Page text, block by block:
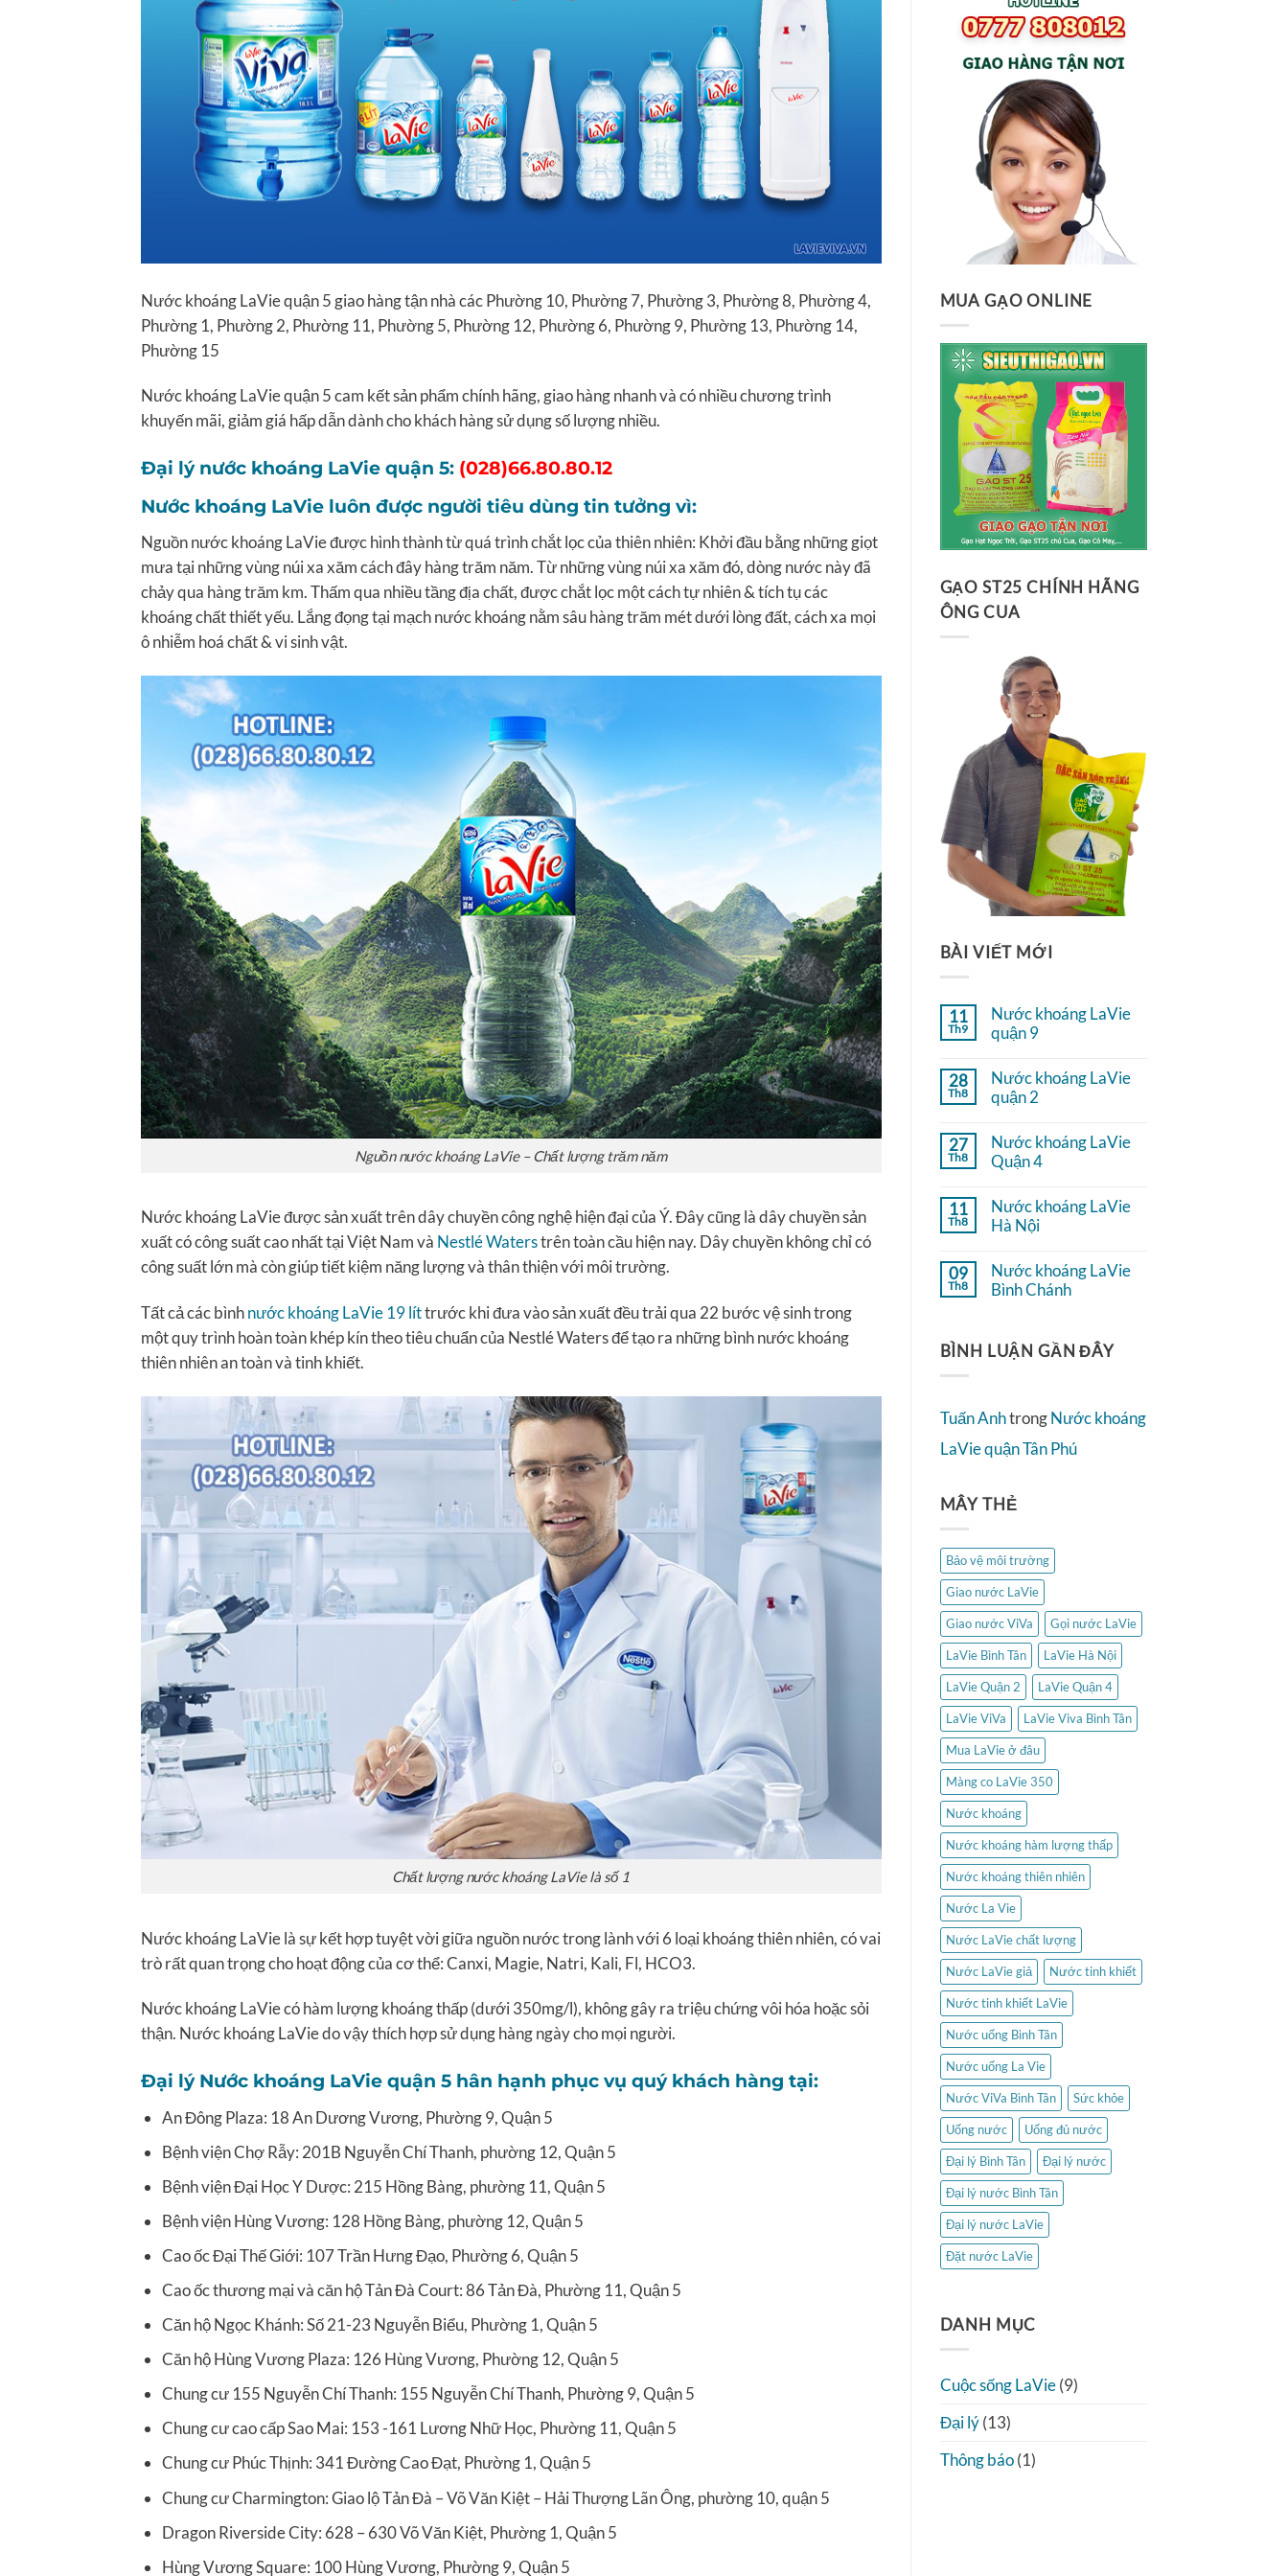
Nước khoáng LaVie quận 5 giao hàng tận nhà các Phường 10, Phường 7, Phường 3, Phường 8, Phường 4,
Phường 1, Phường 2, Phường 11, Phường 5, Phường 12, Phường 6, Phường 9, Phường 13, Phường 14,
Phường 15
Nước khoáng LaVie quận 5 cam kết sản phẩm chính hãng, giao hàng nhanh và có nhiều chương trình
khuyến mãi, giảm giá hấp dẫn dành cho khách hàng sử dụng số lượng nhiều.
Đại lý nước khoáng LaVie quận 5: (028)66.80.80.12
Nước khoáng LaVie luôn được người tiêu dùng tin tưởng vì:
Nguồn nước khoáng LaVie được hình thành từ quá trình chắt lọc của thiên nhiên: Khởi đầu bằng những giọt
mưa tại những vùng núi xa xăm cách đây hàng trăm năm. Từ những vùng núi xa xăm đó, dòng nước này đã
chảy qua hàng trăm km. Thấm qua nhiều tầng địa chất, được chắt lọc một cách tự nhiên & tích tụ các
khoáng chất thiết yếu. Lắng đọng tại mạch nước khoáng nằm sâu hàng trăm mét dưới lòng đất, cách xa mọi
ô nhiễm hoá chất & vi sinh vật.
Nguồn nước khoáng LaVie – Chất lượng trăm năm
Nước khoáng LaVie được sản xuất trên dây chuyền công nghệ hiện đại của Ý. Đây cũng là dây chuyền sản
xuất có công suất cao nhất tại Việt Nam và Nestlé Waterstrên toàn cầu hiện nay. Dây chuyền không chỉ có
công suất lớn mà còn giúp tiết kiệm năng lượng và thân thiện với môi trường.
Tất cả các bìnhnước khoáng LaVie 19 líttrước khi đưa vào sản xuất đều trải qua 22 bước vệ sinh trong
một quy trình hoàn toàn khép kín theo tiêu chuẩn của Nestlé Waters để tạo ra những bình nước khoáng
thiên nhiên an toàn và tinh khiết.
Chất lượng nước khoáng LaVie là số 1
Nước khoáng LaVie là sự kết hợp tuyệt vời giữa nguồn nước trong lành với 6 loại khoáng thiên nhiên, có vai
trò rất quan trọng cho hoạt động của cơ thể: Canxi, Magie, Natri, Kali, Fl, HCO3.
Nước khoáng LaVie có hàm lượng khoáng thấp (dưới 350mg/l), không gây ra triệu chứng vôi hóa hoặc sỏi
thận. Nước khoáng LaVie do vậy thích hợp sử dụng hàng ngày cho mọi người.
Đại lý Nước khoáng LaVie quận 5 hân hạnh phục vụ quý khách hàng tại:
An Đông Plaza: 18 An Dương Vương, Phường 9, Quận 5
Bệnh viện Chợ Rẫy: 201B Nguyễn Chí Thanh, phường 12, Quận 5
Bệnh viện Đại Học Y Dược: 215 Hồng Bàng, phường 11, Quận 5
Bệnh viện Hùng Vương: 128 Hồng Bàng, phường 12, Quận 5
Cao ốc Đại Thế Giới: 107 Trần Hưng Đạo, Phường 6, Quận 5
Cao ốc thương mại và căn hộ Tản Đà Court: 86 Tản Đà, Phường 11, Quận 5
Căn hộ Ngọc Khánh: Số 21-23 Nguyễn Biểu, Phường 1, Quận 5
Căn hộ Hùng Vương Plaza: 126 Hùng Vương, Phường 12, Quận 5
Chung cư 155 Nguyễn Chí Thanh: 155 Nguyễn Chí Thanh, Phường 9, Quận 5
Chung cư cao cấp Sao Mai: 153 -161 Lương Nhữ Học, Phường 11, Quận 5
Chung cư Phúc Thịnh: 341 Đường Cao Đạt, Phường 1, Quận 5
Chung cư Charmington: Giao lộ Tản Đà – Võ Văn Kiệt – Hải Thượng Lãn Ông, phường 10, quận 5
Dragon Riverside City: 628 – 630 Võ Văn Kiệt, Phường 1, Quận 5
Hùng Vương Square: 100 Hùng Vương, Phường 9, Quận 5
MUA GẠO ONLINE
GẠO ST25 CHÍNH HÃNG
ÔNG CUA
BÀI VIẾT MỚI
11
Th9
Nước khoáng LaVie
quận 9
bình
luận
ở
khoáng
LaVie
quận
28
Th8
Nước khoáng LaVie
quận 2
bình
luận
ở
khoáng
LaVie
quận
27
Th8
Nước khoáng LaVie
Quận 4
bình
luận
ở
khoáng
LaVie
Quận
11
Th8
Nước khoáng LaVie
Hà Nội
bình
luận
ở
LaVie
Hà
09
Th8
Nước khoáng LaVie
Bình Chánh
luận
Bình
BÌNH LUẬN GẦN ĐÂY
Tuấn AnhtrongNước khoáng
LaVie quận Tân Phú
MÂY THẺ
Bảo vệ môi trường
Giao nước LaVie
Giao nước ViVa Gọi nước LaVie
LaVie Bình Tân LaVie Hà Nội
LaVie Quận 2 LaVie Quận 4
LaVie ViVa LaVie Viva Bình Tân
Mua LaVie ở đâu
Màng co LaVie 350
Nước khoáng
Nước khoáng hàm lượng thấp
Nước khoáng thiên nhiên
Nước La Vie
Nước LaVie chất lượng
Nước LaVie giả Nước tinh khiết
Nước tinh khiết LaVie
Nước uống Bình Tân
Nước uống La Vie
Nước ViVa Bình Tân Sức khỏe
Uống nước Uống đủ nước
Đại lý Bình Tân Đại lý nước
Đại lý nước Bình Tân
Đại lý nước LaVie
Đặt nước LaVie
DANH MỤC
Cuộc sống LaVie(9)
Đại lý(13)
Thông báo(1)